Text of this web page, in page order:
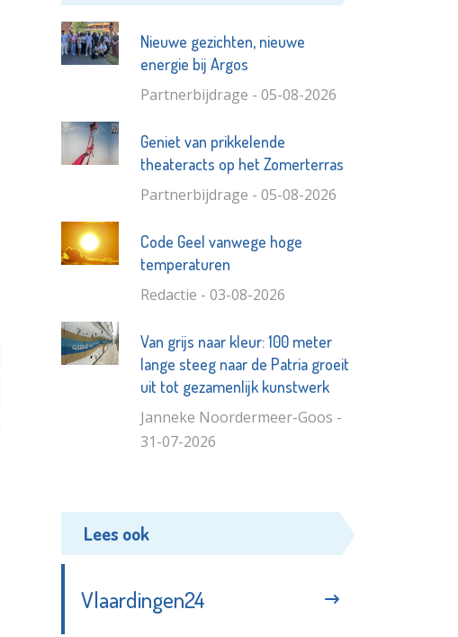
Nieuwe gezichten, nieuwe
energie bij Argos
Partnerbijdrage - 05-08-2026
Geniet van prikkelende
theateracts op het Zomerterras
Partnerbijdrage - 05-08-2026
Code Geel vanwege hoge
temperaturen
Redactie - 03-08-2026
Van grijs naar kleur: 100 meter
lange steeg naar de Patria groeit
uit tot gezamenlijk kunstwerk
Janneke Noordermeer-Goos -
31-07-2026
Lees ook
Vlaardingen24